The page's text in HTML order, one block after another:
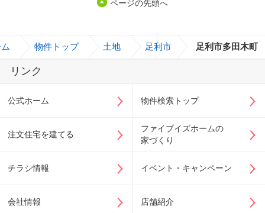
ページの先頭へ
物件トップ 土地 足利市 足利市多田木町
リンク
公式ホーム 物件検索トップ
注文住宅を建てる
ファイブイズホームの
家づくり
チラシ情報 イベント・キャンペーン
会社情報 店舗紹介